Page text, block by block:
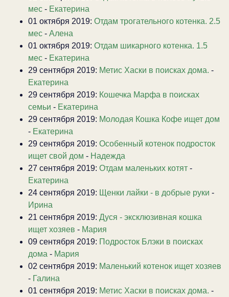
мес - Екатерина
01 октября 2019: Отдам трогательного котенка. 2.5
мес - Алена
01 октября 2019: Отдам шикарного котенка. 1.5
мес - Екатерина
29 сентября 2019: Метис Хаски в поисках дома. -
Екатерина
29 сентября 2019: Кошечка Марфа в поисках
семьи - Екатерина
29 сентября 2019: Молодая Кошка Кофе ищет дом
- Екатерина
29 сентября 2019: Особенный котенок подросток
ищет свой дом - Надежда
27 сентября 2019: Отдам маленьких котят -
Екатерина
24 сентября 2019: Щенки лайки - в добрые руки -
Ирина
21 сентября 2019: Дуся - эксклюзивная кошка
ищет хозяев - Мария
09 сентября 2019: Подросток Блэки в поисках
дома - Мария
02 сентября 2019: Маленький котенок ищет хозяев
- Галина
01 сентября 2019: Метис Хаски в поисках дома. -